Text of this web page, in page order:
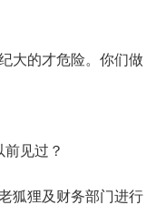
的才危险。你们做
见过？
狸及财务部门进行